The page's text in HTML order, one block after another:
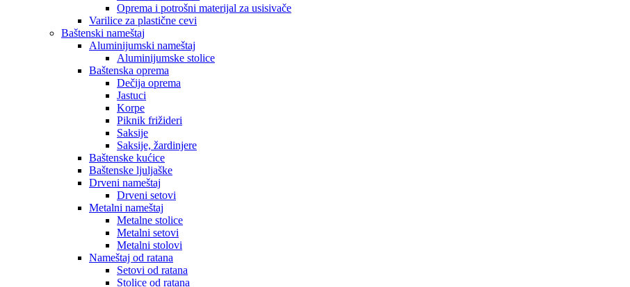
Oprema i potrošni materijal za usisivače
Varilice za plastične cevi
Baštenski nameštaj
Aluminijumski nameštaj
Aluminijumske stolice
Baštenska oprema
Dečija oprema
Jastuci
Korpe
Piknik frižideri
Saksije
Saksije, žardinjere
Baštenske kućice
Baštenske ljuljaške
Drveni nameštaj
Drveni setovi
Metalni nameštaj
Metalne stolice
Metalni setovi
Metalni stolovi
Nameštaj od ratana
Setovi od ratana
Stolice od ratana